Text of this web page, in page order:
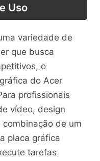
Uso
variedade de
que busca
o
do Acer
profissionais
vídeo, design
de um
placa gráfica
tarefas